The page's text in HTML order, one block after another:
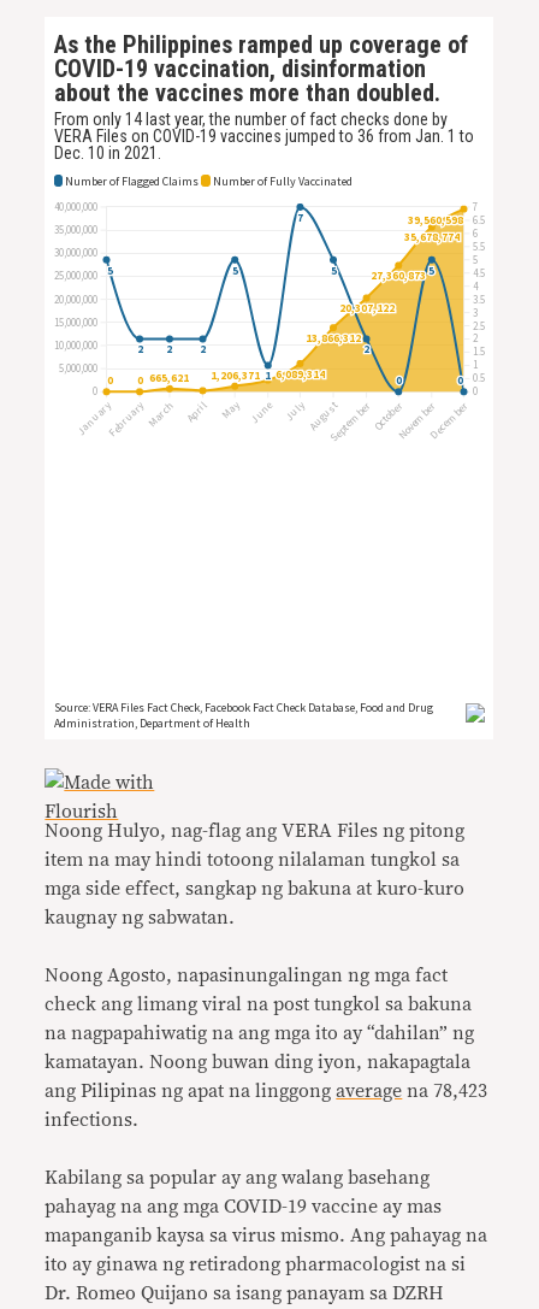
Noong Hulyo, nag-flag ang VERA Files ng pitong
item na may hindi totoong nilalaman tungkol sa
mga side effect, sangkap ng bakuna at kuro-kuro
kaugnay ng sabwatan.
Noong Agosto, napasinungalingan ng mga fact
check ang limang viral na post tungkol sa bakuna
na nagpapahiwatig na ang mga ito ay “dahilan” ng
kamatayan. Noong buwan ding iyon, nakapagtala
ang Pilipinas ng apat na linggongaverage na 78,423
infections.
Kabilang sa popular ay ang walang basehang
pahayag na ang mga COVID-19 vaccine ay mas
mapanganib kaysa sa virus mismo. Ang pahayag na
ito ay ginawa ng retiradong pharmacologist na si
Dr. Romeo Quijano sa isang panayam sa DZRH